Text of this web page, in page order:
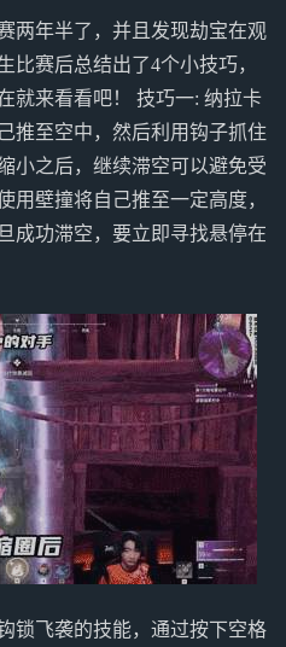
两年半了，并且发现劫宝在观
比赛后总结出了4个小技巧，
就来看看吧！ 技巧一: 纳拉卡
推至空中，然后利用钩子抓住
小之后，继续滞空可以避免受
用壁撞将自己推至一定高度，
成功滞空，要立即寻找悬停在
锁飞袭的技能，通过按下空格